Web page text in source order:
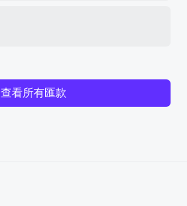
查看所有匯款